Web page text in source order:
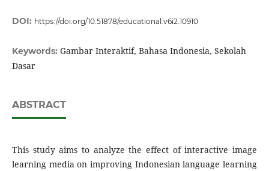
DOI: https://doi.org/10.51878/educational.v6i2.10910
Keywords: Gambar Interaktif, Bahasa Indonesia, Sekolah
Dasar
ABSTRACT
This study aims to analyze the effect of interactive image
learning media on improving Indonesian language learning